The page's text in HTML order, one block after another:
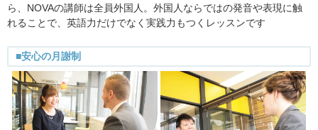
ら、NOVAの講師は全員外国人。外国人ならではの発音や表現に触
れることで、英語力だけでなく実践力もつくレッスンです
■安心の月謝制